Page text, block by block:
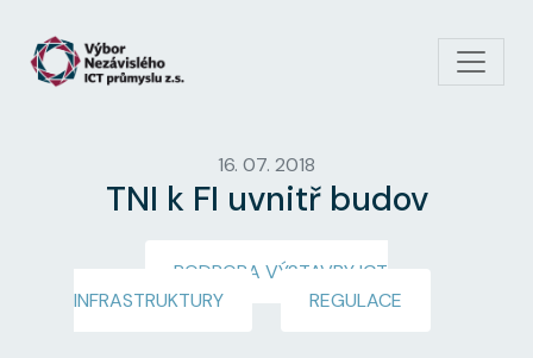
16. 07. 2018
TNI k FI uvnitř budov
PODPORA VÝSTAVBY ICT
INFRASTRUKTURY
REGULACE